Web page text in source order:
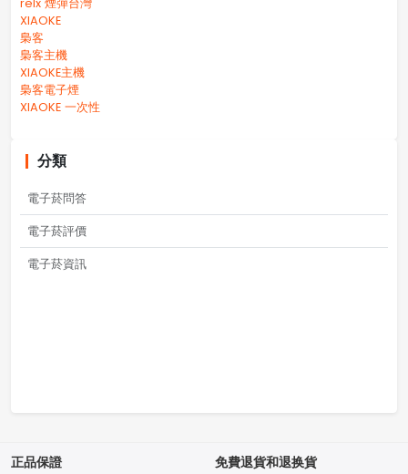
XIAOKE
梟客
梟客主機
XIAOKE主機
梟客電子煙
XIAOKE 一次性
分類
電子菸問答
電子菸評價
電子菸資訊
正品保證 免費退貨和退换貨